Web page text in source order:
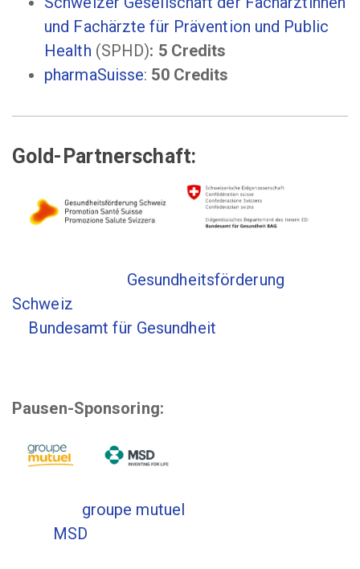
und Fachärzte für Prävention und Public
Health (SPHD): 5 Credits
pharmaSuisse: 50 Credits
Gold-Partnerschaft:
Gesundheitsförderung
Schweiz
Bundesamt für Gesundheit
Pausen-Sponsoring:
groupe mutuel
MSD